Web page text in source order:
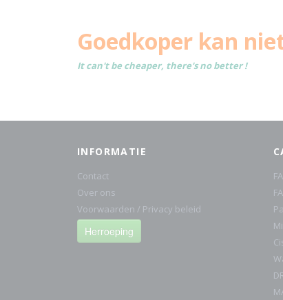
Goedkoper kan
It can't be cheaper, there's no better !
INFORMATIE
Contact
Over ons
Voorwaarden / Privacy beleid
Herroeping